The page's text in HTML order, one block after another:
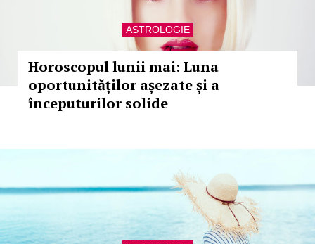
ASTROLOGIE
Horoscopul lunii mai: Luna
oportunităților așezate și a
începuturilor solide